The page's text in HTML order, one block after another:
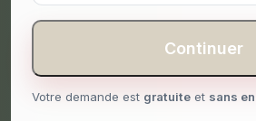
Continuer
Votre demande est gratuite et sans